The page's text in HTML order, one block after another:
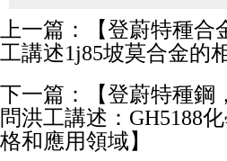
上一篇：
【登蔚特種
工講述1j85坡莫合金的
下一篇：
【登蔚特種
問洪工講述：GH5188
格和應用領域】